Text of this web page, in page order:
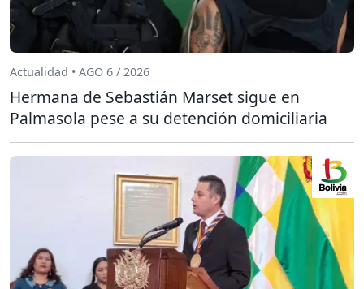
Actualidad • AGO 6 / 2026
Hermana de Sebastián Marset sigue en
Palmasola pese a su detención domiciliaria